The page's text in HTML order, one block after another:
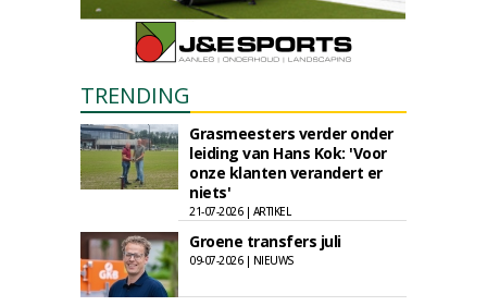
TRENDING
Grasmeesters verder onder
leiding van Hans Kok: 'Voor
onze klanten verandert er
niets'
21-07-2026 | ARTIKEL
Groene transfers juli
09-07-2026 | NIEUWS